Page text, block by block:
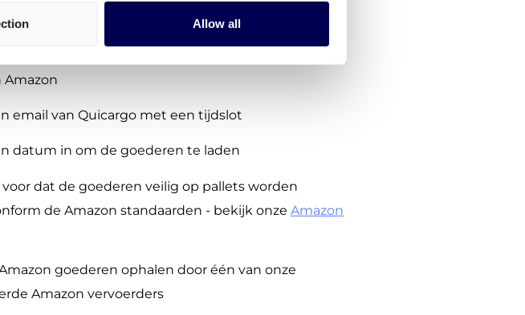
Allow all
je aanvraag - nog geen betaling nodig
Amazon
email van Quicargo met een tijdslot
datum in om de goederen te laden
dat de goederen veilig op pallets worden
de Amazon standaarden - bekijk onze Amazon
goederen ophalen door één van onze
Amazon vervoerders